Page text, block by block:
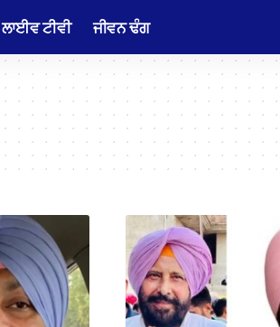
ਲਾਈਵ ਟੀਵੀ ਜੀਵਨ ਢੰਗ